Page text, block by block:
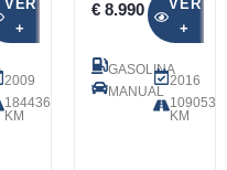
VER
+
2009
184436
KM
€ 8.990
VER
+
GASOLINA
MANUAL
2016
109053
KM